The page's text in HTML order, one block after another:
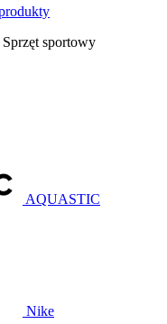
Sprzęt sportowy
AQUASTIC
Nike